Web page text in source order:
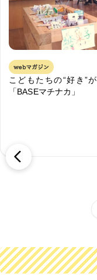
webマガジン
こどもたちの“好き”
「BASEマチナカ」